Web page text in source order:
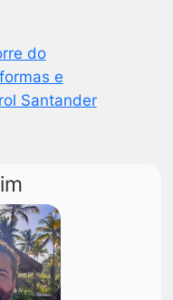
do
e
Santander